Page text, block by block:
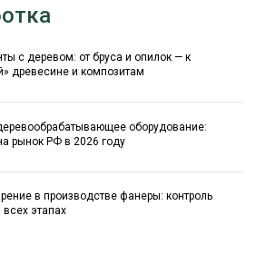
с деревом: от бруса и опилок — к
древесине и композитам
оборудование:
рынок РФ в 2026 году
в производстве фанеры: контроль
всех этапах